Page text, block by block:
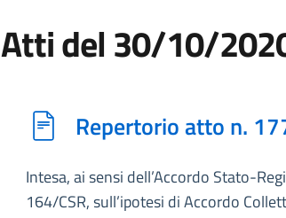
Atti del 30/10/
Repertorio atto n.
Intesa, ai sensi dell’Accordo Stato-
164/CSR, sull’ipotesi di Accordo